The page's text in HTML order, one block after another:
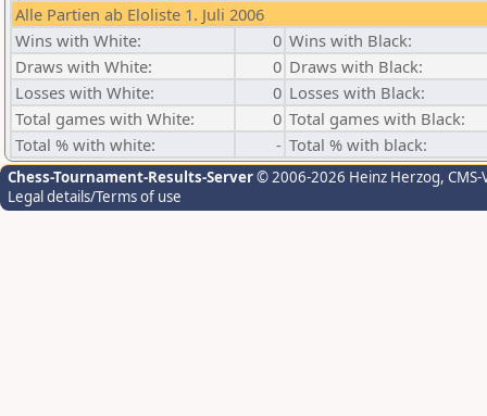
Alle Partien ab Eloliste 1. Juli 2006
Wins with White:
0 Wins with Black:
Draws with White:
0 Draws with Black:
Losses with White:
0 Losses with Black:
Total games with White:
0 Total games with Black:
Total % with white:
- Total % with black:
Chess-Tournament-Results-Server© 2006-2026 Heinz Herzog,
Legal details/Terms of use